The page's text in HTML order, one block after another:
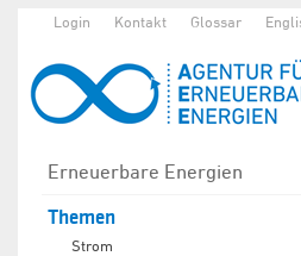
Login Kontakt Glossar
Erneuerbare Energien
Themen
Strom